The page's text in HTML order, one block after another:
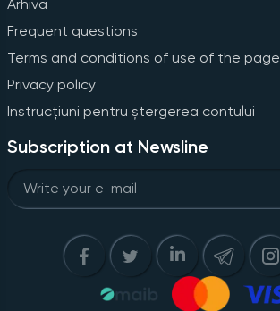
Arhiva
Frequent questions
Terms and conditions of use of the page
Privacy policy
Instrucțiuni pentru ștergerea contului
Subscription at Newsline